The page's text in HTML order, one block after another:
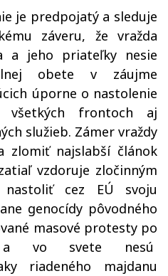
je predpojatý a sleduje
záveru, že vražda
a jeho priateľky nesie
obete v záujme
úporne o nastolenie
všetkých frontoch aj
služieb. Zámer vraždy
zlomiť najslabší článok
vzdoruje zločinným
nastoliť cez EÚ svoju
genocídy pôvodného
masové protesty po
a vo svete nesú
riadeného majdanu